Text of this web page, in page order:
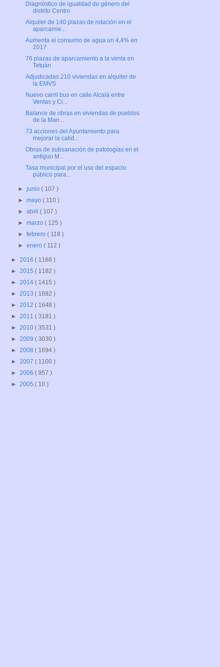
Diagnóstico de igualdad de género del
distrito Centro
Alquiler de 140 plazas de rotación en el
aparcamie...
Aumenta el consumo de agua un 4,4% en
2017
76 plazas de aparcamiento a la venta en
Tetuán
Adjudicadas 210 viviendas en alquiler de
la EMVS
Nuevo carril bus en calle Alcalá entre
Ventas y Ci...
Balance de obras en viviendas de pueblos
de la Man...
73 acciones del Ayuntamiento para
mejorar la calid...
Obras de subsanación de patologías en el
antiguo M...
Tasa municipal por el uso del espacio
público para...
►junio( 107 )
►mayo( 110 )
►abril( 107 )
►marzo( 125 )
►febrero( 118 )
►enero( 112 )
► 2016 ( 1168 )
► 2015 ( 1182 )
► 2014 ( 1415 )
► 2013 ( 1682 )
► 2012 ( 1648 )
► 2011 ( 3181 )
► 2010 ( 3531 )
► 2009 ( 3030 )
► 2008 ( 1694 )
► 2007 ( 1100 )
► 2006 ( 957 )
► 2005 ( 10 )